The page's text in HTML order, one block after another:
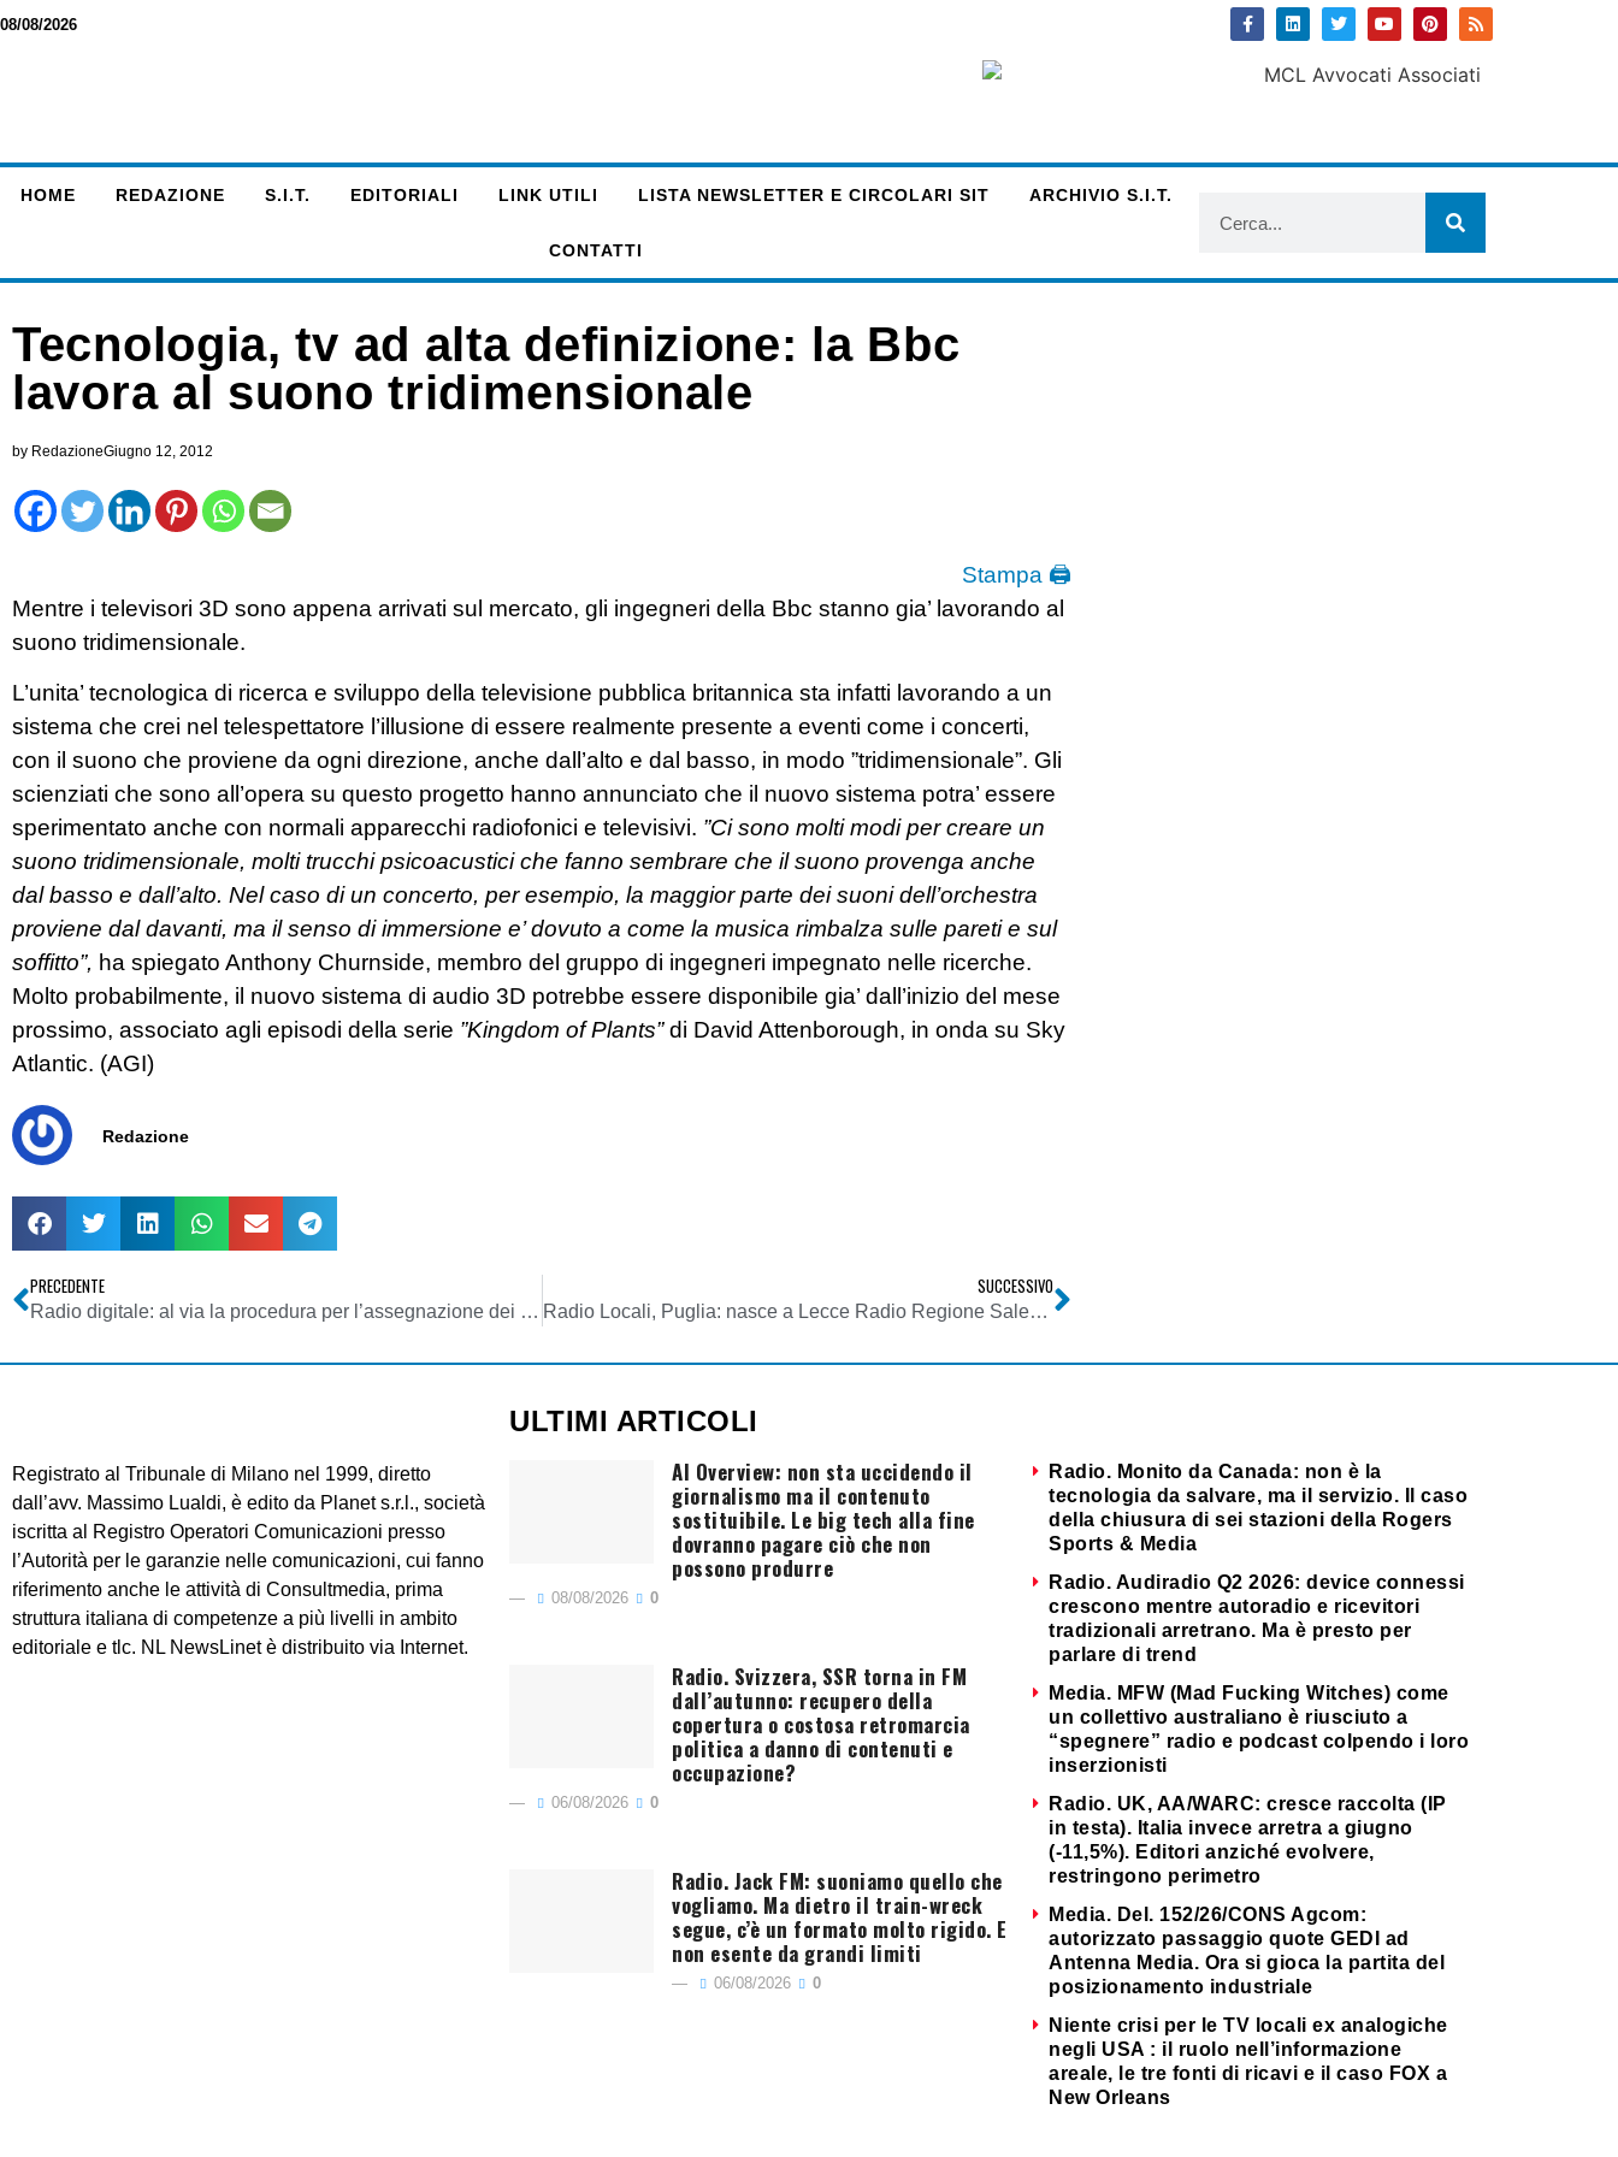
08/08/2026
HOME REDAZIONE S.I.T. EDITORIALI LINK UTILI LISTA NEWSLETTER E CIRCOLARI SIT ARCHIVIO S.I.T.
CONTATTI
Tecnologia, tv ad alta definizione: la Bbc
lavora al suono tridimensionale
by RedazioneGiugno 12, 2012
Stampa 🖨
Mentre i televisori 3D sono appena arrivati sul mercato, gli ingegneri della Bbc stanno gia’ lavorando al
suono tridimensionale.
L’unita’ tecnologica di ricerca e sviluppo della televisione pubblica britannica sta infatti lavorando a un
sistema che crei nel telespettatore l’illusione di essere realmente presente a eventi come i concerti,
con il suono che proviene da ogni direzione, anche dall’alto e dal basso, in modo ”tridimensionale”. Gli
scienziati che sono all’opera su questo progetto hanno annunciato che il nuovo sistema potra’ essere
sperimentato anche con normali apparecchi radiofonici e televisivi. ”Ci sono molti modi per creare un
suono tridimensionale, molti trucchi psicoacustici che fanno sembrare che il suono provenga anche
dal basso e dall’alto. Nel caso di un concerto, per esempio, la maggior parte dei suoni dell’orchestra
proviene dal davanti, ma il senso di immersione e’ dovuto a come la musica rimbalza sulle pareti e sul
soffitto”, ha spiegato Anthony Churnside, membro del gruppo di ingegneri impegnato nelle ricerche.
Molto probabilmente, il nuovo sistema di audio 3D potrebbe essere disponibile gia’ dall’inizio del mese
prossimo, associato agli episodi della serie ”Kingdom of Plants”di David Attenborough, in onda su Sky
Atlantic. (AGI)
Redazione
PRECEDENTE
Radio digitale: al via la procedura per l’assegnazione dei diritti d’uso in Trentino Alto Adige
SUCCESSIVO
Radio Locali, Puglia: nasce a Lecce Radio Regione Salento
Registrato al Tribunale di Milano nel 1999, diretto
dall’avv. Massimo Lualdi, è edito da Planet s.r.l., società
iscritta al Registro Operatori Comunicazioni presso
l’Autorità per le garanzie nelle comunicazioni, cui fanno
riferimento anche le attività di Consultmedia, prima
struttura italiana di competenze a più livelli in ambito
editoriale e tlc. NL NewsLinet è distribuito via Internet.
ULTIMI ARTICOLI
AI Overview: non sta uccidendo il
giornalismo ma il contenuto
sostituibile. Le big tech alla fine
dovranno pagare ciò che non
possono produrre
08/08/2026 0
Radio. Svizzera, SSR torna in FM
dall’autunno: recupero della
copertura o costosa retromarcia
politica a danno di contenuti e
occupazione?
06/08/2026 0
Radio. Jack FM: suoniamo quello che
vogliamo. Ma dietro il train-wreck
segue, c’è un formato molto rigido. E
non esente da grandi limiti
06/08/2026 0
Radio. Monito da Canada: non è la
tecnologia da salvare, ma il servizio. Il caso
della chiusura di sei stazioni della Rogers
Sports & Media
Radio. Audiradio Q2 2026: device connessi
crescono mentre autoradio e ricevitori
tradizionali arretrano. Ma è presto per
parlare di trend
Media. MFW (Mad Fucking Witches) come
un collettivo australiano è riusciuto a
“spegnere” radio e podcast colpendo i loro
inserzionisti
Radio. UK, AA/WARC: cresce raccolta (IP
in testa). Italia invece arretra a giugno
(-11,5%). Editori anziché evolvere,
restringono perimetro
Media. Del. 152/26/CONS Agcom:
autorizzato passaggio quote GEDI ad
Antenna Media. Ora si gioca la partita del
posizionamento industriale
Niente crisi per le TV locali ex analogiche
negli USA : il ruolo nell’informazione
areale, le tre fonti di ricavi e il caso FOX a
New Orleans